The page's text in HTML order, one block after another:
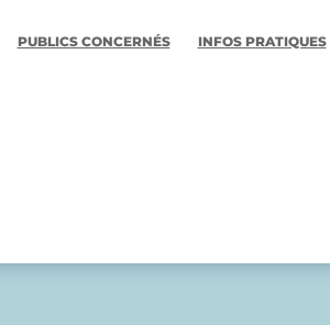
PUBLICS CONCERNÉS INFOS PRATIQUES